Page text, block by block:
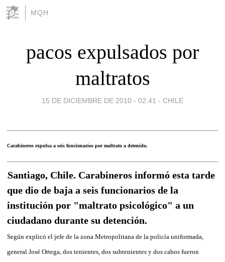
MQH
pacos expulsados por
maltratos
15 DE DICIEMBRE DE 2010 - 02:41 - CHILE
Carabineros expulsa a seis funcionarios por maltrato a detenido.
Santiago, Chile. Carabineros informó esta tarde
que dio de baja a seis funcionarios de la
institución por "maltrato psicológico" a un
ciudadano durante su detención.
Según explicó el jefe de la zona Metropolitana de la policía uniformada,
general José Ortega, dos tenientes, dos subtenientes y dos cabos fueron